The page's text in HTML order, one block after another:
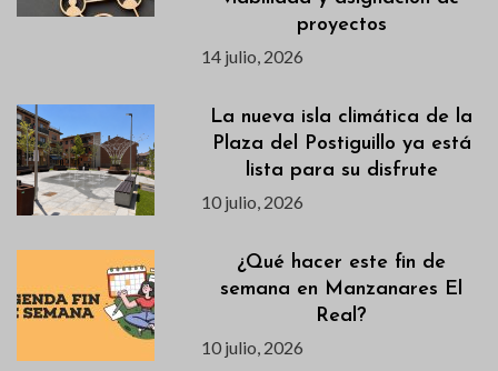
proyectos
14 julio, 2026
La nueva isla climática de la
Plaza del Postiguillo ya está
lista para su disfrute
10 julio, 2026
¿Qué hacer este fin de
semana en Manzanares El
Real?
10 julio, 2026